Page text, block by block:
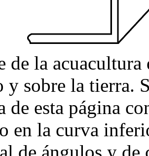
de la
y sobre la tierra.
de esta página
en la curva